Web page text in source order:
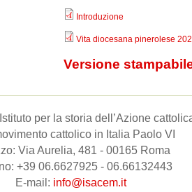
Introduzione
Vita diocesana pinerolese
Versione
per la storia dell’Azione
cattolico in Italia Paolo VI
Via Aurelia, 481 - 00165 Roma
+39 06.6627925 - 06.66132443
E-mail: info@isacem.it